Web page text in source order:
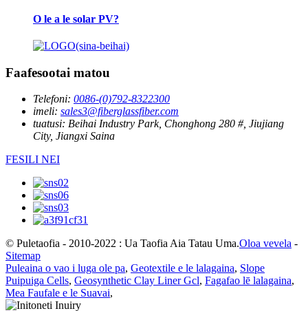
O le a le solar PV?
Faafesootai matou
Telefoni: 0086-(0)792-8322300
imeli: sales3@fiberglassfiber.com
tuatusi: Beihai Industry Park, Chonghong 280 #, Jiujiang
City, Jiangxi Saina
FESILI NEI
© Puletaofia - 2010-2022 : Ua Taofia Aia Tatau Uma.Oloa vevela -
Sitemap
Puleaina o vao i luga ole pa, Geotextile e le lalagaina, Slope
Puipuiga Cells, Geosynthetic Clay Liner Gcl, Fagafao lē lalagaina,
Mea Faufale e le Suavai,